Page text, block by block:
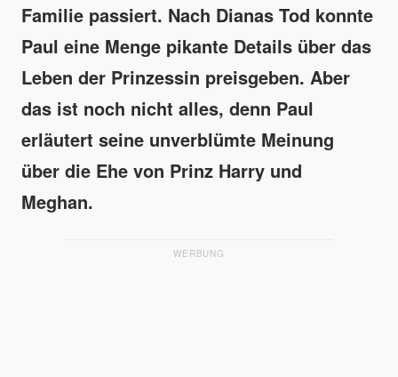
Familie passiert. Nach Dianas Tod konnte
Paul eine Menge pikante Details über das
Leben der Prinzessin preisgeben. Aber
das ist noch nicht alles, denn Paul
erläutert seine unverblümte Meinung
über die Ehe von Prinz Harry und
Meghan.
WERBUNG